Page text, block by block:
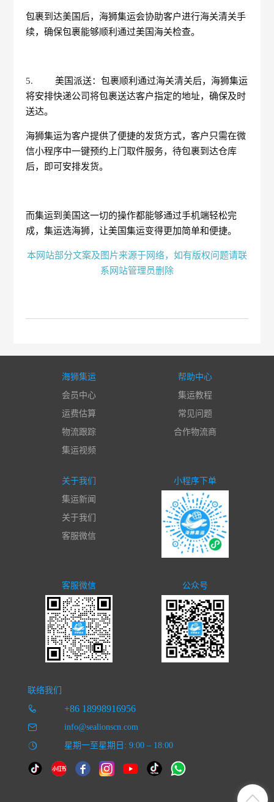
包裹到达美国后，海狮集运会协助客户进行海关清关手
续，确保包裹能够顺利通过美国海关检查。
5.美国派送：包裹顺利通过海关清关后，海狮集运
将安排快递公司将包裹送达客户指定的地址，确保及时
送达。
海狮集运为客户提供了便捷的发货方式，客户只需在微
信小程序中一键预约上门取件服务，待包裹到达仓库
后，即可安排发货。
而集运到美国这一切的操作都能够通过手机端轻松完
成，集运选海狮，让美国集运变得更加简单和便捷。
本网站部分文案及图片来源于网络，如有版权问题请联
系网站管理员删除
海狮集运
会员中心
运费估算
物流跟踪
集运视频
帮助中心
集运教程
常见问题
合作物流商
关于我们
集运新闻
关于我们
客服微信
小程序下单
客服微信 公众号
联络我们
+86 18998916956
info@sealionscn.com
星期一至星期日: 9:00 – 18:00